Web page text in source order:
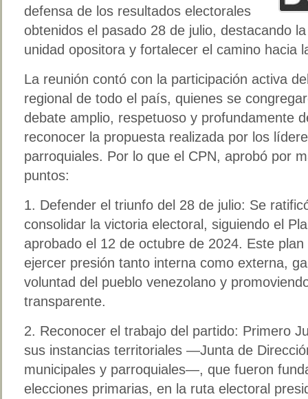
defensa de los resultados electorales
obtenidos el pasado 28 de julio, destacando
unidad opositora y fortalecer el camino hacia
La reunión contó con la participación activa
regional de todo el país, quienes se
debate amplio, respetuoso y profundamente
reconocer la propuesta realizada por los
parroquiales. Por lo que el CPN, aprobó por
puntos:
1. Defender el triunfo del 28 de julio: Se
consolidar la victoria electoral, siguiendo el
aprobado el 12 de octubre de 2024. Este
ejercer presión tanto interna como externa,
voluntad del pueblo venezolano y
transparente.
2. ⁠Reconocer el trabajo del partido: Primero
sus instancias territoriales —Junta de
municipales y parroquiales—, que fueron
elecciones primarias, en la ruta electoral